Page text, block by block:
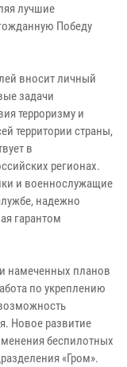
лучшие
Победу
вносит личный
задачи
терроризму и
территории страны,
в
регионах.
и военнослужащие
надежно
гарантом
намеченных планов
по укреплению
Новое развитие
беспилотных
«Гром».